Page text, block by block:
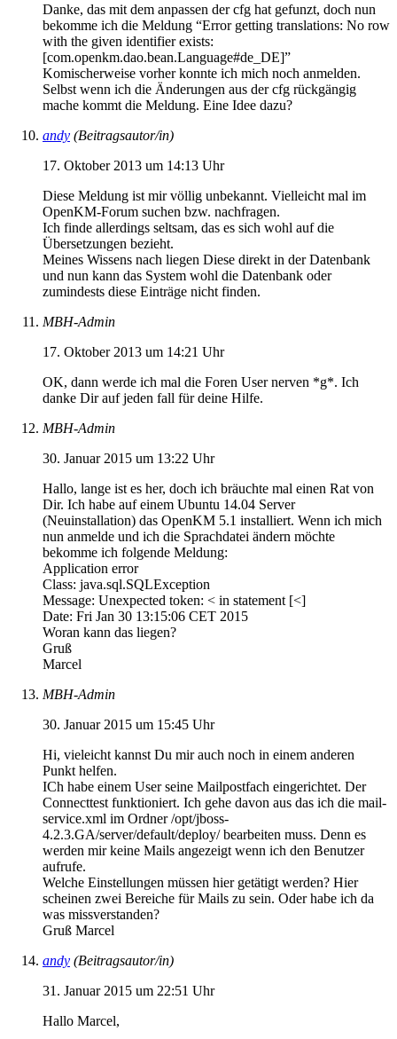
Danke, das mit dem anpassen der cfg hat gefunzt, doch nun
bekomme ich die Meldung “Error getting translations: No row
with the given identifier exists:
[com.openkm.dao.bean.Language#de_DE]”
Komischerweise vorher konnte ich mich noch anmelden.
Selbst wenn ich die Änderungen aus der cfg rückgängig
mache kommt die Meldung. Eine Idee dazu?
andy (Beitragsautor/in)
17. Oktober 2013 um 14:13 Uhr
Diese Meldung ist mir völlig unbekannt. Vielleicht mal im
OpenKM-Forum suchen bzw. nachfragen.
Ich finde allerdings seltsam, das es sich wohl auf die
Übersetzungen bezieht.
Meines Wissens nach liegen Diese direkt in der Datenbank
und nun kann das System wohl die Datenbank oder
zumindests diese Einträge nicht finden.
MBH-Admin
17. Oktober 2013 um 14:21 Uhr
OK, dann werde ich mal die Foren User nerven *g*. Ich
danke Dir auf jeden fall für deine Hilfe.
MBH-Admin
30. Januar 2015 um 13:22 Uhr
Hallo, lange ist es her, doch ich bräuchte mal einen Rat von
Dir. Ich habe auf einem Ubuntu 14.04 Server
(Neuinstallation) das OpenKM 5.1 installiert. Wenn ich mich
nun anmelde und ich die Sprachdatei ändern möchte
bekomme ich folgende Meldung:
Application error
Class: java.sql.SQLException
Message: Unexpected token: < in statement [<]
Date: Fri Jan 30 13:15:06 CET 2015
Woran kann das liegen?
Gruß
Marcel
MBH-Admin
30. Januar 2015 um 15:45 Uhr
Hi, vieleicht kannst Du mir auch noch in einem anderen
Punkt helfen.
ICh habe einem User seine Mailpostfach eingerichtet. Der
Connecttest funktioniert. Ich gehe davon aus das ich die mail-
service.xml im Ordner /opt/jboss-
4.2.3.GA/server/default/deploy/ bearbeiten muss. Denn es
werden mir keine Mails angezeigt wenn ich den Benutzer
aufrufe.
Welche Einstellungen müssen hier getätigt werden? Hier
scheinen zwei Bereiche für Mails zu sein. Oder habe ich da
was missverstanden?
Gruß Marcel
andy (Beitragsautor/in)
31. Januar 2015 um 22:51 Uhr
Hallo Marcel,